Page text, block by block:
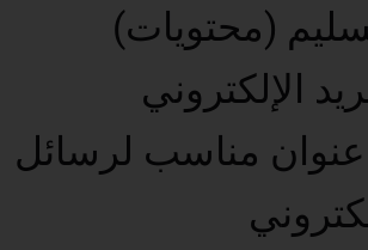
(محتويات)
الإلكتروني
عنوان مناسب لرسائل